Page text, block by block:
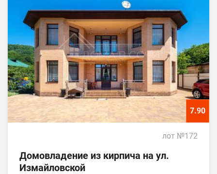
7.90
лот №172
Домовладение из кирпича на ул.
Измайловской